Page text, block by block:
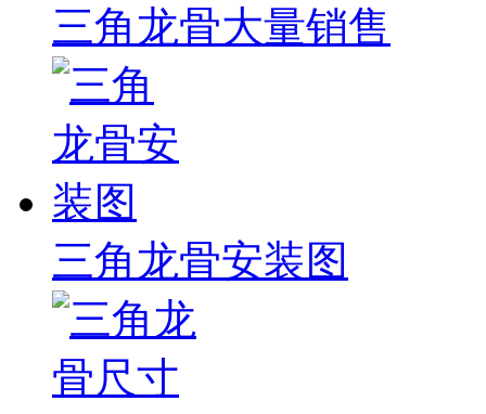
三角龙骨大量销售
三角龙骨安装图